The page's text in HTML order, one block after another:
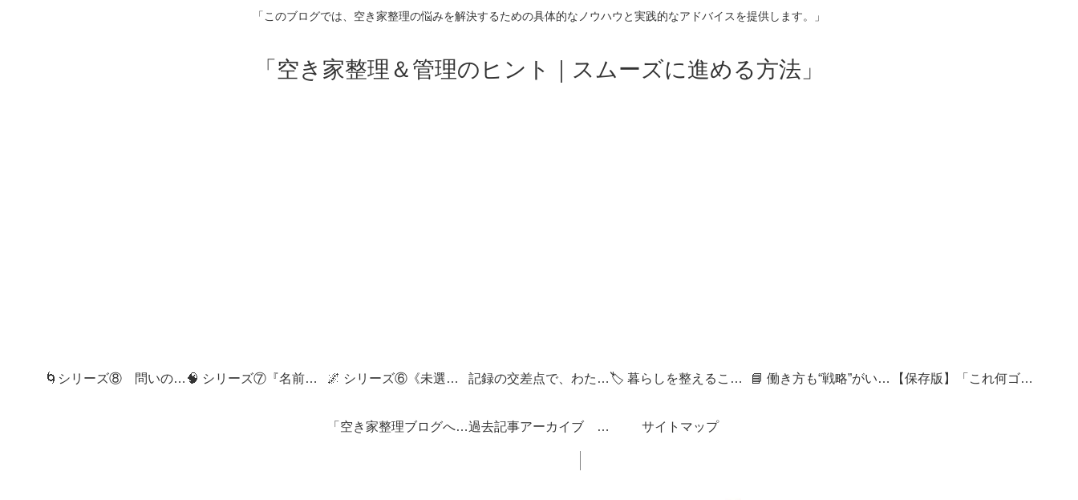
「このブログでは、空き家整理の悩みを解決するための具体的なノウハウと実践的なアドバイスを提供します。」
「空き家整理＆管理のヒント｜スムーズに進める方法」
🌀シリーズ⑧ 問いの狭間へ：記録社会とMemory Diveの世界へようこそ 🧠 シリーズ⑦『名前のない記憶』 🌌 シリーズ⑥《未選択の編集点》 記録の交差点で、わたしを編みなおす 🏷 暮らしを整えることは、未来を編むこと 📘 働き方も“戦略”がいる──セカンドキャリアを組み直す50代の記録 【保存版】「これ何ゴミ？」で迷ったら｜捨てづらさをスコアで見える化する処分ガイド
「空き家整理ブログへようこそ！」 過去記事アーカイブ 「思い立ったが吉日ぶろぐ」 ブログの内容 一覧 リンク集 サイトマップ